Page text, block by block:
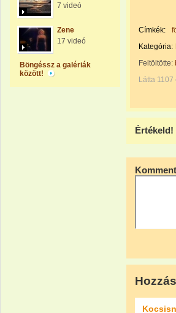
7 videó
Zene
17 videó
Böngéssz a galériák
között!
Címkék:
Kategória:
Feltöltötte:
Látta 1107
Értékeld!